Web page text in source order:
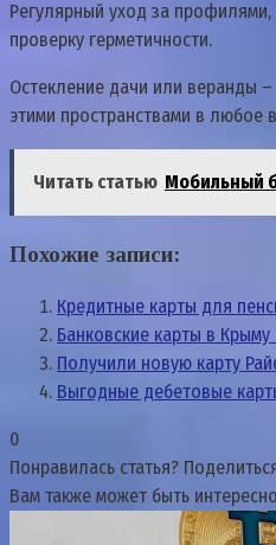
Регулярный уход за
проверку герметичности.
Остекление дачи или веранды –
этими пространствами в любое
Читать статью Мобильный
Похожие записи:
Кредитные карты для
Банковские карты в
Получили новую карту
Выгодные дебетовые
0
Понравилась статья?
Вам также может быть интересно